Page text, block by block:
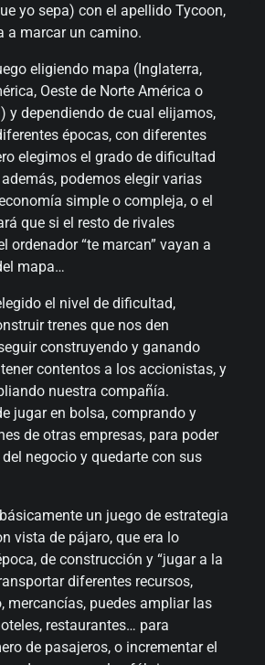
yo sepa) con el apellido Tycoon,
a marcar un camino.
eligiendo mapa (Inglaterra,
Oeste de Norte América o
y dependiendo de cual elijamos,
épocas, con diferentes
elegimos el grado de dificultad
podemos elegir varias
simple o compleja, o el
que si el resto de rivales
ordenador “te marcan” vayan a
mapa…
el nivel de dificultad,
trenes que nos den
construyendo y ganando
contentos a los accionistas, y
nuestra compañía.
jugar en bolsa, comprando y
de otras empresas, para poder
negocio y quedarte con sus
un juego de estrategia
vista de pájaro, que era lo
de construcción y “jugar a la
diferentes recursos,
mercancías, puedes ampliar las
restaurantes… para
de pasajeros, o incrementar el